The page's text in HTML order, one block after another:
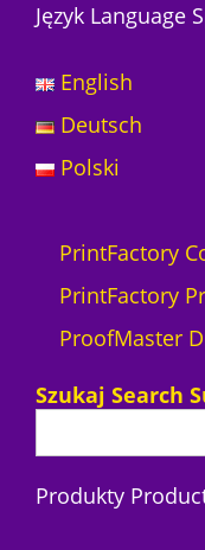
Język Language
English
Deutsch
Polski
PrintFactory
PrintFactory
ProofMaster
Szukaj Search
Produkty